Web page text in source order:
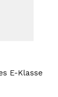
E-Klasse